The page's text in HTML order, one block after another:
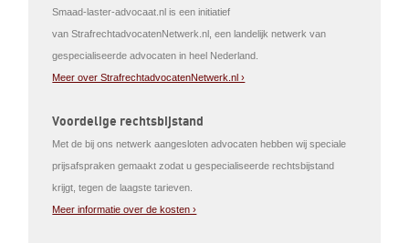
Smaad-laster-advocaat.nl is een initiatief
van StrafrechtadvocatenNetwerk.nl, een landelijk netwerk van
gespecialiseerde advocaten in heel Nederland.
Meer over StrafrechtadvocatenNetwerk.nl ›
Voordelige rechtsbijstand
Met de bij ons netwerk aangesloten advocaten hebben wij speciale
prijsafspraken gemaakt zodat u gespecialiseerde rechtsbijstand
krijgt, tegen de laagste tarieven.
Meer informatie over de kosten ›